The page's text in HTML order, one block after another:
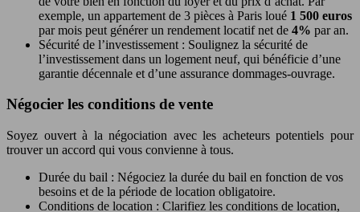
exemple, un appartement de 3 pièces à Paris loué 1 500 euros
par mois peut générer un rendement locatif net de 4% par an.
Sécurité de l’investissement : Soulignez la sécurité de
l’investissement dans un logement neuf, qui bénéficie d’une
garantie décennale et d’une assurance dommages-ouvrage.
Négocier les conditions de vente
Soyez ouvert à la négociation avec les acheteurs potentiels pour
trouver un accord qui vous convienne à tous.
Durée du bail : Négociez la durée du bail en fonction de vos
besoins et de la période de location obligatoire.
Conditions de location : Clarifiez les conditions de location,